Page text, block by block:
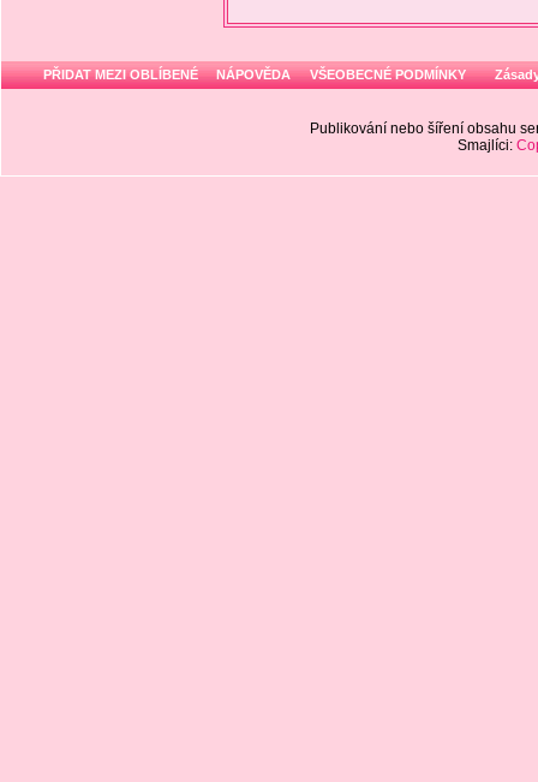
PŘIDAT MEZI OBLÍBENÉ NÁPOVĚDA VŠEOBECNÉ PODMÍNKY
Publikování nebo šíření obsahu
Smajlíci: